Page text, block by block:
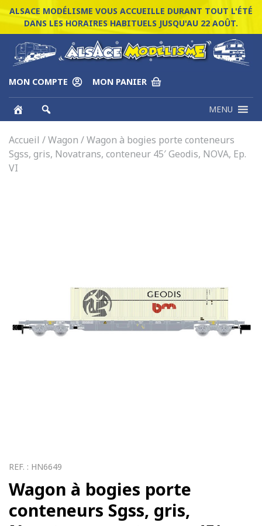
ALSACE MODÉLISME VOUS ACCUEILLE DURANT TOUT L'ÉTÉ
DANS LES HORAIRES HABITUELS JUSQU'AU 22 AOÛT.
MON COMPTE MON PANIER
MENU
Accueil /Wagon / Wagon à bogies porte conteneurs
Sgss, gris, Novatrans, conteneur 45′ Geodis, NOVA, Ep.
VI
REF. : HN6649
Wagon à bogies porte
conteneurs Sgss, gris,